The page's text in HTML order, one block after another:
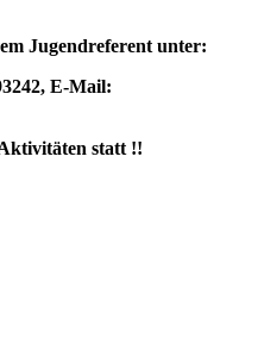
Jugendreferent unter:
E-Mail:
statt !!